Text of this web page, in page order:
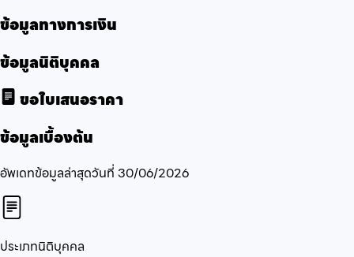
ข้อมูลทางการเงิน
ข้อมูลนิติบุคคล
ขอใบเสนอราคา
ข้อมูลเบื้องต้น
อัพเดทข้อมูลล่าสุดวันที่ 30/06/2026
ประเภทนิติบุคคล